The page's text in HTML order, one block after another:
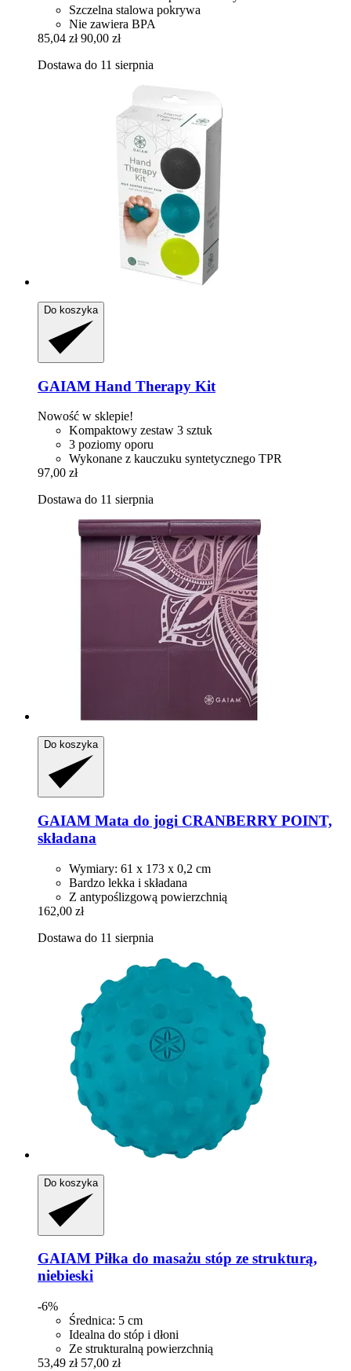
Szczelna stalowa pokrywa
Nie zawiera BPA
85,04 zł 90,00 zł
Dostawa do 11 sierpnia
Do koszyka
GAIAM Hand Therapy Kit
Nowość w sklepie!
Kompaktowy zestaw 3 sztuk
3 poziomy oporu
Wykonane z kauczuku syntetycznego TPR
97,00 zł
Dostawa do 11 sierpnia
Do koszyka
GAIAM Mata do jogi CRANBERRY POINT,
składana
Wymiary: 61 x 173 x 0,2 cm
Bardzo lekka i składana
Z antypoślizgową powierzchnią
162,00 zł
Dostawa do 11 sierpnia
Do koszyka
GAIAM Piłka do masażu stóp ze strukturą,
niebieski
-6%
Średnica: 5 cm
Idealna do stóp i dłoni
Ze strukturalną powierzchnią
53,49 zł 57,00 zł